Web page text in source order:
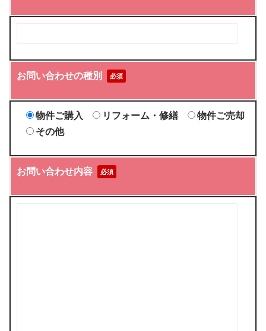
お問い合わせの種別 必須
物件ご購入 リフォーム・修繕
物件ご売却
その他
お問い合わせ内容 必須